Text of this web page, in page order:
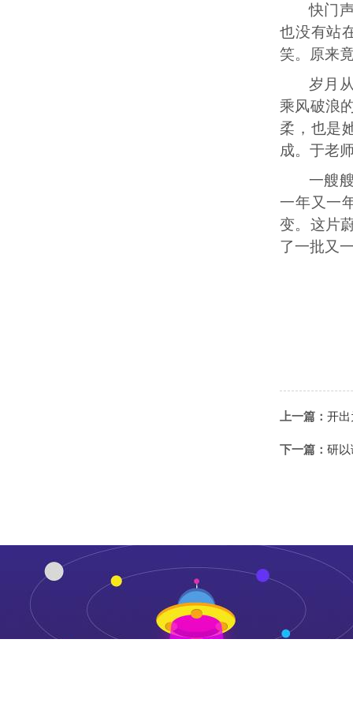
快门
也没有站
笑。原来
岁月
乘风破浪
柔，也是
成。于老
一艘
一年又一
变。这片
了一批又
上一篇： 开
下一篇： 研